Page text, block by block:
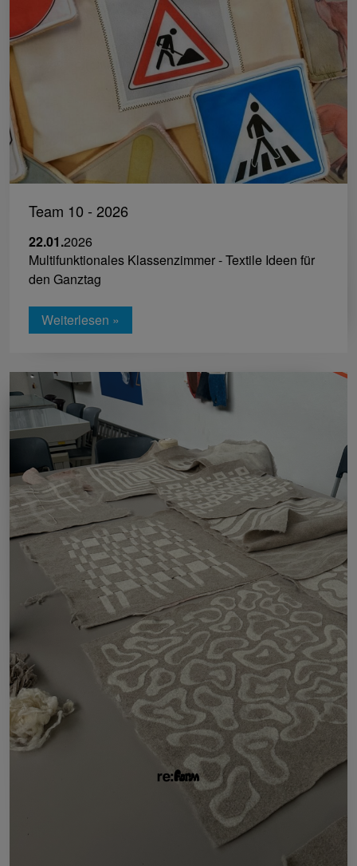
Team 10 - 2026
22.01.2026
Multifunktionales Klassenzimmer - Textile Ideen für
den Ganztag
Weiterlesen »